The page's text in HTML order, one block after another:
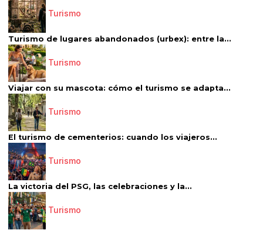
Turismo
Turismo de lugares abandonados (urbex): entre la...
Turismo
Viajar con su mascota: cómo el turismo se adapta...
Turismo
El turismo de cementerios: cuando los viajeros...
Turismo
La victoria del PSG, las celebraciones y la...
Turismo